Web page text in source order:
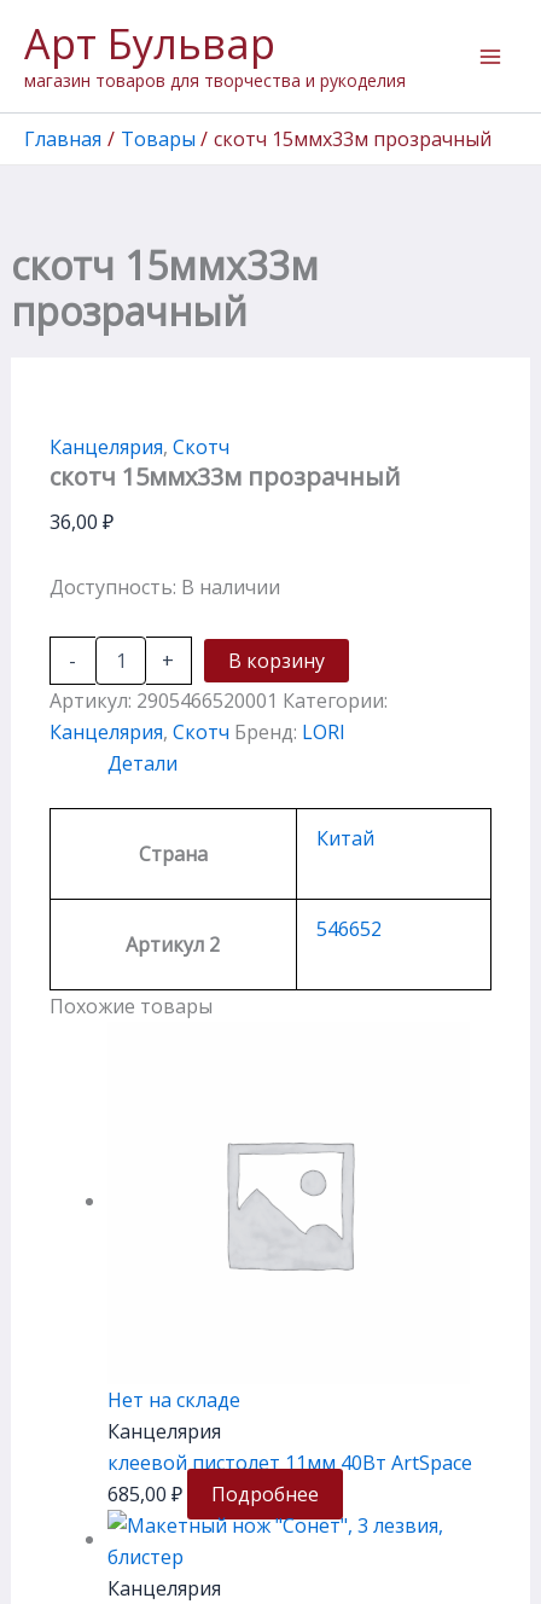
содержимому
Арт Бульвар
магазин товаров для творчества и рукоделия
Главная Товары скотч 15ммх33м прозрачный
скотч 15ммх33м
прозрачный
Канцелярия, Скотч
скотч 15ммх33м прозрачный
36,00 ₽
Доступность: В наличии
-
товара
скотч
15ммх33м
прозрачный
+
В корзину
Артикул: 2905466520001 Категории:
Канцелярия, Скотч Бренд: LORI
Детали
Страна
Китай
Артикул 2
546652
Похожие товары
Нет на складе
Канцелярия
клеевой пистолет 11мм 40Вт ArtSpace
685,00 ₽ Подробнее
Канцелярия